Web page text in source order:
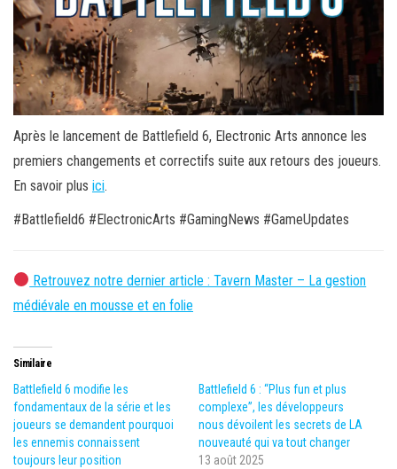
Après le lancement de Battlefield 6, Electronic Arts annonce les
premiers changements et correctifs suite aux retours des joueurs.
En savoir plus ici.
#Battlefield6 #ElectronicArts #GamingNews #GameUpdates
Retrouvez notre dernier article : Tavern Master – La gestion
médiévale en mousse et en folie
Similaire
Battlefield 6 modifie les
fondamentaux de la série et les
joueurs se demandent pourquoi
les ennemis connaissent
toujours leur position
Battlefield 6 : “Plus fun et plus
complexe”, les développeurs
nous dévoilent les secrets de LA
nouveauté qui va tout changer
13 août 2025